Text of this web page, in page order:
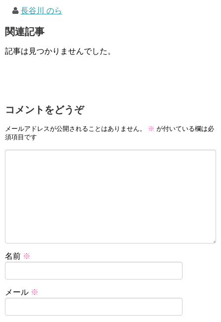
長谷川 のら
関連記事
記事は見つかりませんでした。
コメントをどうぞ
メールアドレスが公開されることはありません。 ※ が付いている欄は必
須項目です
名前 ※
メール ※